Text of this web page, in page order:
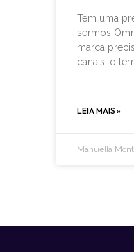
Tem uma
sermos
marca
canais, o
LEIA MAIS »
Manuella